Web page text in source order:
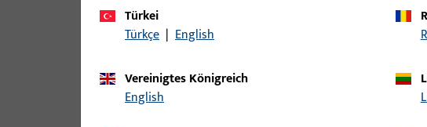
9-
Türkei
Türkçe | English
Vereinigtes Königreich
English